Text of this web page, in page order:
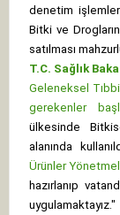
denetim
Bitki ve
satılması
T.C. Sağlık
Geleneksel
gerekenler
ülkesinde
alanında
Ürünler
hazırlanıp
uygulamaktayız."